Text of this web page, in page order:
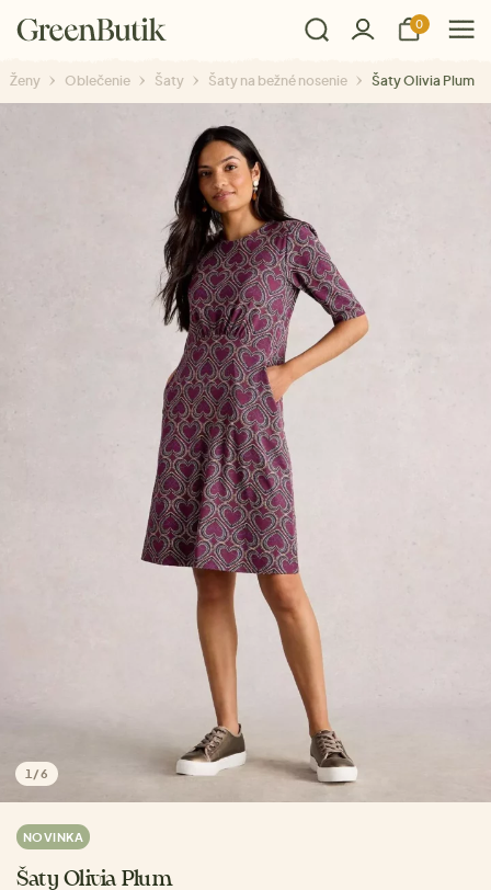
0
Ženy Oblečenie Šaty Šaty na bežné nosenie Šaty Olivia Plum
1 /6
NOVINKA
Šaty Olivia Plum